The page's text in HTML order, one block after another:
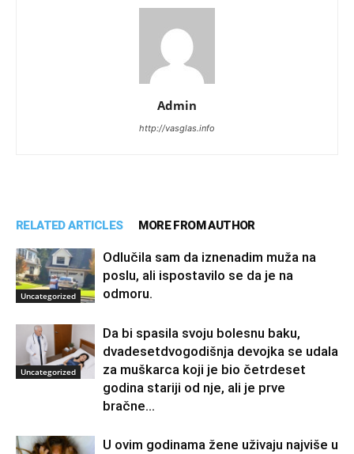
Admin
http://vasglas.info
RELATED ARTICLES MORE FROM AUTHOR
Uncategorized
Odlučila sam da iznenadim muža na
poslu, ali ispostavilo se da je na
odmoru.
Uncategorized
Da bi spasila svoju bolesnu baku,
dvadesetdvogodišnja devojka se udala
za muškarca koji je bio četrdeset
godina stariji od nje, ali je prve
bračne...
U ovim godinama žene uživaju najviše u